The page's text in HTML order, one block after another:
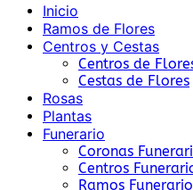
Inicio
Ramos de Flores
Centros y Cestas
Centros de
Cestas de Flores
Rosas
Plantas
Funerario
Coronas
Centros
Ramos